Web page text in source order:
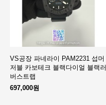
VS공장 파네라이 PAM2231 섭머
저블 카보테크 블랙다이얼 블랙러
버스트랩
697,000원